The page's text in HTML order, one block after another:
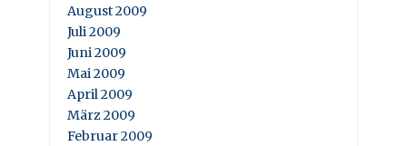
August 2009
Juli 2009
Juni 2009
Mai 2009
April 2009
März 2009
Februar 2009